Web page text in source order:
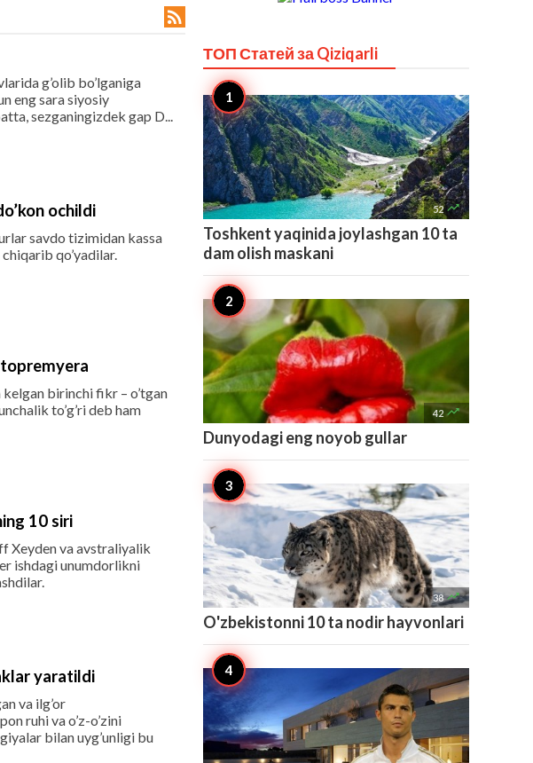

g’olib bo’lganiga
eng sara siyosiy
sezganingizdek gap D...
ochildi
savdo tizimidan kassa
qo’yadilar.
birinchi fikr – o’tgan
to’g’ri deb ham
10 siri
Xeyden va avstraliyalik
ishdagi unumdorlikni
yaratildi
va ilg’or
ruhi va o’z-o’zini
bilan uyg’unligi bu
ТОП Статей заQiziqarli
52 
Toshkent yaqinida joylashgan 10 ta
dam olish maskani
42 
Dunyodagi eng noyob gullar
38 
O'zbekistonni 10 ta nodir hayvonlari